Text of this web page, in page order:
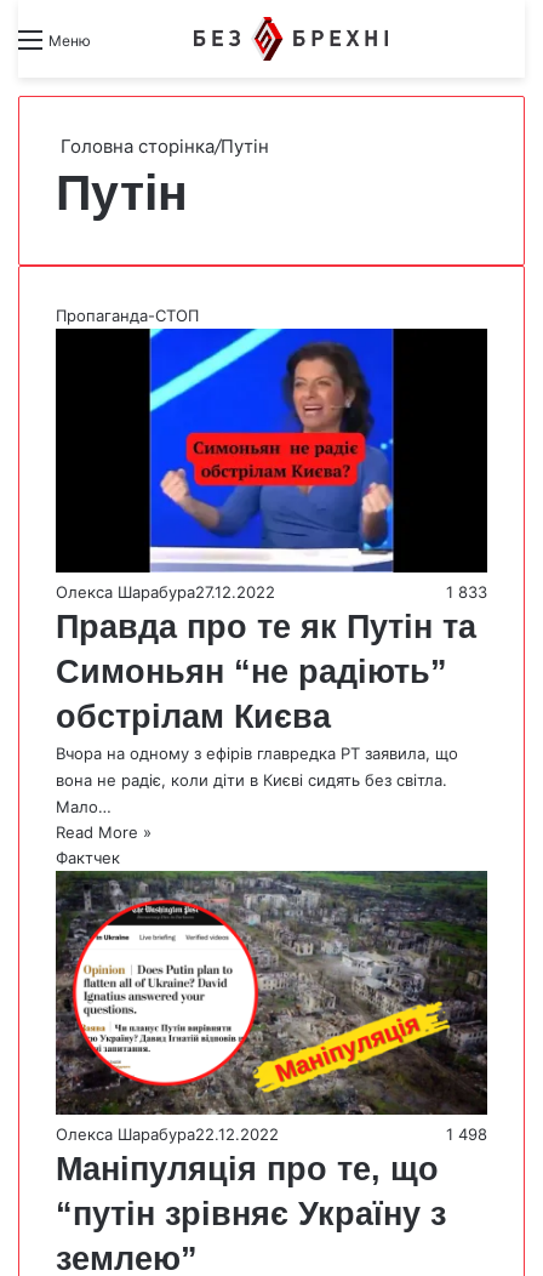
Меню Search forSwitch skin
Головна сторінка/Путін
Путін
Пропаганда-СТОП
Олекса Шарабура27.12.2022 1 833
Правда про те як Путін та
Симоньян “не радіють”
обстрілам Києва
Вчора на одному з ефірів главредка РТ заявила, що
вона не радіє, коли діти в Києві сидять без світла.
Мало…
Read More »
Фактчек
Олекса Шарабура22.12.2022 1 498
Маніпуляція про те, що
“путін зрівняє Україну з
землею”